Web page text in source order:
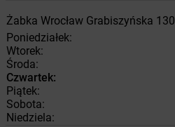
Żabka Wrocław Grabiszyńska 130
Poniedziałek:
Wtorek:
Środa:
Czwartek:
Piątek:
Sobota:
Niedziela: